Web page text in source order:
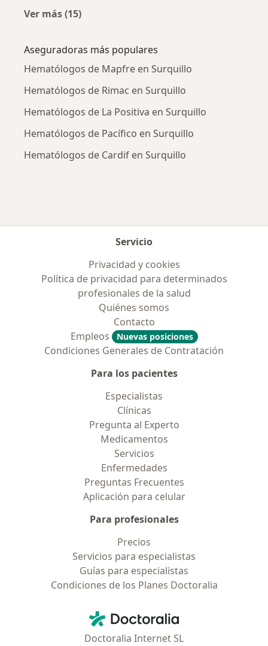
Ver más (15)
Aseguradoras más populares
Hematólogos de Mapfre en Surquillo
Hematólogos de Rimac en Surquillo
Hematólogos de La Positiva en Surquillo
Hematólogos de Pacífico en Surquillo
Hematólogos de Cardif en Surquillo
Servicio
Privacidad y cookies
Política de privacidad para determinados
profesionales de la salud
Quiénes somos
Contacto
Empleos
Nuevas posiciones
Condiciones Generales de Contratación
Para los pacientes
Especialistas
Clínicas
Pregunta al Experto
Medicamentos
Servicios
Enfermedades
Preguntas Frecuentes
Aplicación para celular
Para profesionales
Precios
Servicios para especialistas
Guías para especialistas
Condiciones de los Planes Doctoralia
Doctoralia - Página de inicio
Doctoralia Internet SL